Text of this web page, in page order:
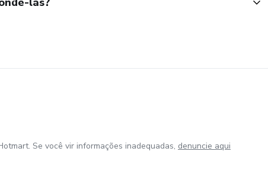
Se você vir informações inadequadas, denuncie aqui